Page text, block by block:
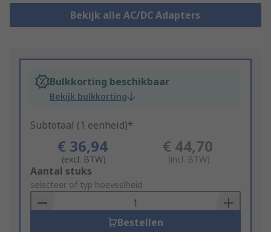
Bekijk alle AC/DC Adapters
Bulkkorting beschikbaar
Bekijk bulkkorting
Subtotaal (1 eenheid)*
€ 36,94
(excl. BTW)
€ 44,70
(incl. BTW)
Add
to
Basket
Aantal stuks
selecteer of typ hoeveelheid
Bestellen